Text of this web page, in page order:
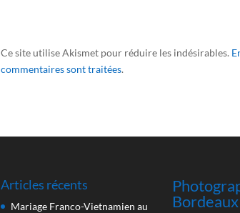
Ce site utilise Akismet pour réduire les indésirables.
commentaires sont traitées.
Articles récents
Mariage Franco-Vietnamien au
Bordeaux